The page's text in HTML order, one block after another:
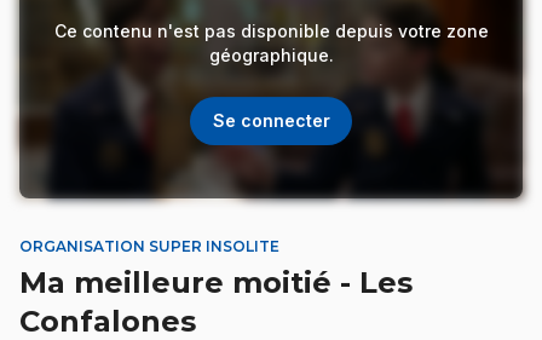
Ce contenu n'est pas disponible depuis votre zone
géographique.
Se connecter
ORGANISATION SUPER INSOLITE
Ma meilleure moitié - Les
Confalones